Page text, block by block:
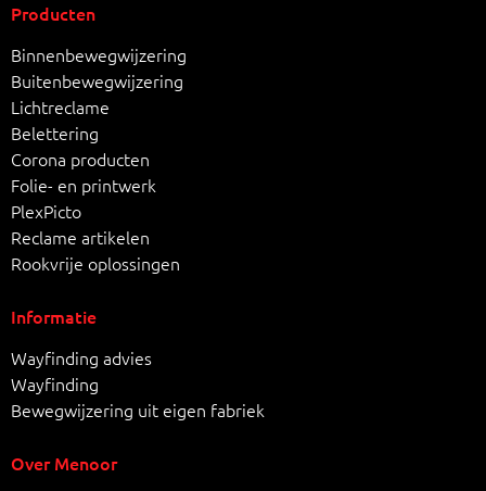
Producten
Binnenbewegwijzering
Buitenbewegwijzering
Lichtreclame
Belettering
Corona producten
Folie- en printwerk
PlexPicto
Reclame artikelen
Rookvrije oplossingen
Informatie
Wayfinding advies
Wayfinding
Bewegwijzering uit eigen fabriek
Over Menoor